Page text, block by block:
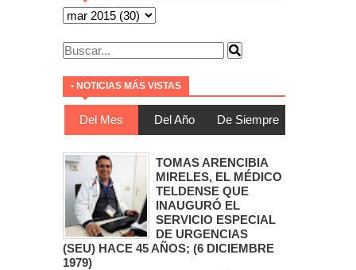
• NOTICIAS MÁS VISTAS
Del Mes Del Año De Siempre
TOMAS ARENCIBIA
MIRELES, EL MÉDICO
TELDENSE QUE
INAUGURÓ EL
SERVICIO ESPECIAL
DE URGENCIAS
(SEU) HACE 45 AÑOS; (6 DICIEMBRE
1979)